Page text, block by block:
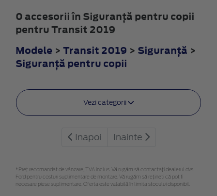
0 accesorii în Siguranţă pentru copii
pentru Transit 2019
Modele > Transit 2019 > Siguranţă >
Siguranţă pentru copii
Vezi categorii
Inapoi Inainte
*Preţ recomandat de vânzare, TVA inclus. Vă rugăm să contactaţi dealerul dvs.
Ford pentru costuri suplimentare de montare. Vă rugăm să rețineți că pot fi
necesare piese suplimentare. Oferta este valabilă în limita stocului disponibil.